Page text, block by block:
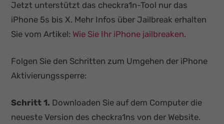
Jetzt unterstützt das checkra1n-Tool nur das
iPhone 5s bis X. Mehr Infos über Jailbreak erhalten
Sie vom Artikel: Wie Sie Ihr iPhone jailbreaken.
Folgen Sie den Schritten zum Umgehen der iPhone
Aktivierungssperre:
Schritt 1. Downloaden Sie auf dem Computer die
neueste Version des checkra1ns von der Website.